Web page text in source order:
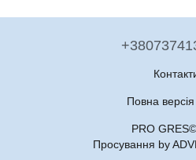
Повна
PRO
Просування by